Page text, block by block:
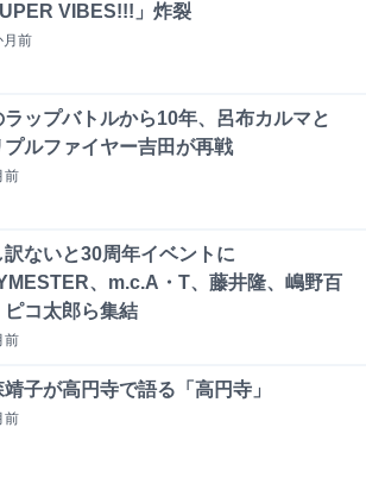
VIBES!!!」炸裂
前
ラップバトルから10年、呂布カルマと
プルファイヤー吉田が再戦
前
訳ないと30周年イベントに
、m.c.A・T、藤井隆、嶋野百
ピコ太郎ら集結
前
靖子が高円寺で語る「高円寺」
前